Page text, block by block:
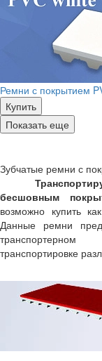
Ремни с покрытием
Купить
Показать еще
Зубчатые ремни с
бесшовным
возможно купить
Данные ремни
транспортировке